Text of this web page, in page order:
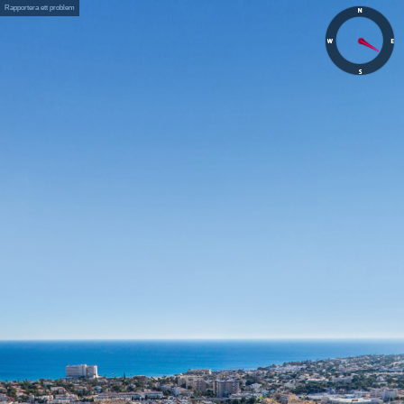
Rapportera ett problem